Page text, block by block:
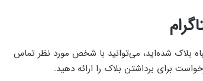
بلاک شده‌اید، می‌توانید با شخص مورد نظر تماس
برای برداشتن بلاک را ارائه دهید.